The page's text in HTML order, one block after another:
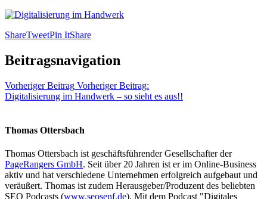
ShareTweetPin ItShare
Beitragsnavigation
Vorheriger Beitrag Vorheriger Beitrag:
Digitalisierung im Handwerk – so sieht es aus!!
Thomas Ottersbach
Thomas Ottersbach ist geschäftsführender Gesellschafter der
PageRangers GmbH. Seit über 20 Jahren ist er im Online-Business
aktiv und hat verschiedene Unternehmen erfolgreich aufgebaut und
veräußert. Thomas ist zudem Herausgeber/Produzent des beliebten
SEO Podcasts (www.seosenf.de). Mit dem Podcast "Digitales